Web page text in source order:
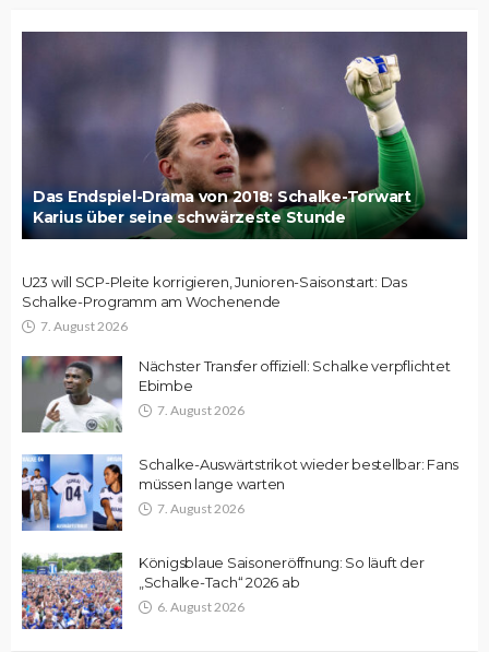
Das Endspiel-Drama von 2018: Schalke-Torwart
Karius über seine schwärzeste Stunde
U23 will SCP-Pleite korrigieren, Junioren-Saisonstart: Das
Schalke-Programm am Wochenende
7. August 2026
Nächster Transfer offiziell: Schalke verpflichtet
Ebimbe
7. August 2026
Schalke-Auswärtstrikot wieder bestellbar: Fans
müssen lange warten
7. August 2026
Königsblaue Saisoneröffnung: So läuft der
„Schalke-Tach“ 2026 ab
6. August 2026